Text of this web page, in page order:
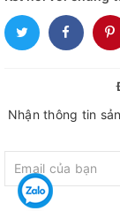
Kích
trong
(L*W*H)
Kích
Video - Hình
Nhận thông tin